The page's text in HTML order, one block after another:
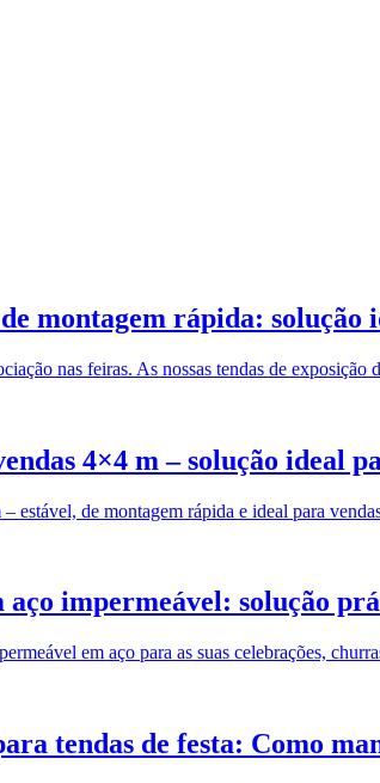
montagem rápida: solução
nas feiras. As nossas tendas de
4×4 m – solução ideal
estável, de montagem rápida e ideal para
impermeável: solução
em aço para as suas celebrações,
tendas de festa: Como